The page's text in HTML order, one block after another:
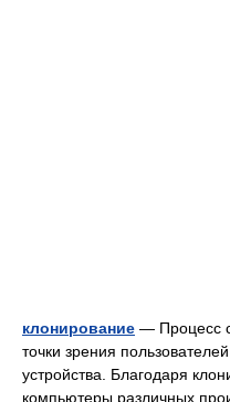
клонирование — Процесс
точки зрения
устройства. Благодаря
компьютеры различных